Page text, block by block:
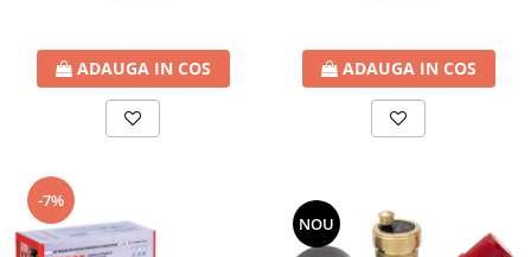
Panouri solare presurizate si
nepresurizate
Accesorii Panouri solare
instalaţiile termice solare
Vase de expansiune
Incazire in Pardoseala
ADAUGA IN COS ADAUGA IN COS
-7%
NOU